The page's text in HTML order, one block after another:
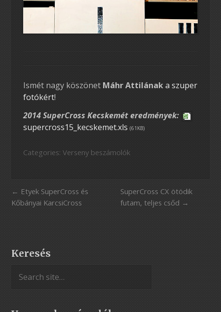
Ismét nagy köszönet Máhr Attilánaka szuper
fotókért!
2014 SuperCross Kecskemét eredmények:
supercross15_kecskemet.xls (61KB)
Categories: Verseny beszámolók
Etyek SuperCross és
Kőbányai KarcsiCross
SuperCross CX ötödik
futam, teljes csőd
Keresés